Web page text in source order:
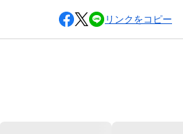
リンクをコピー